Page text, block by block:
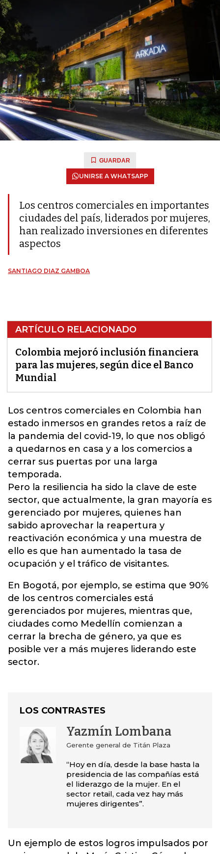
GUARDAR
UNIRSE A WHATSAPP
Los centros comerciales en importantes
ciudades del país, liderados por mujeres,
han realizado inversiones en diferentes
aspectos
SANTIAGO DIAZ GAMBOA
ARTÍCULO RELACIONADO
Colombia mejoró inclusión financiera
para las mujeres, según dice el Banco
Mundial
Los centros comerciales en Colombia han
estado inmersos en grandes retos a raíz de
la pandemia del covid-19, lo que nos obligó
a quedarnos en casa y a los comercios a
cerrar sus puertas por una larga
temporada.
Pero la resiliencia ha sido la clave de este
sector, que actualmente, la gran mayoría es
gerenciado por mujeres, quienes han
sabido aprovechar la reapertura y
reactivación económica y una muestra de
ello es que han aumentado la tasa de
ocupación y el tráfico de visitantes.
En Bogotá, por ejemplo, se estima que 90%
de los centros comerciales está
gerenciados por mujeres, mientras que,
ciudades como Medellín comienzan a
cerrar la brecha de género, ya que es
posible ver a más mujeres liderando este
sector.
LOS CONTRASTES
Yazmín Lombana
Gerente general de Titán Plaza
“Hoy en día, desde la base hasta la
presidencia de las compañías está
el liderazgo de la mujer. En el
sector retail, cada vez hay más
mujeres dirigentes”.
Un ejemplo de estos logros impulsados por